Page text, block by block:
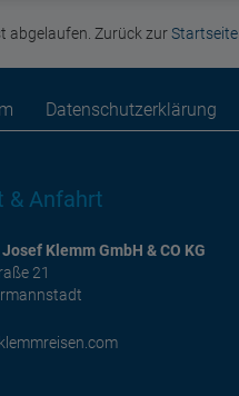
abgelaufen. Zurück zurStartseite
Datenschutzerklärung
& Anfahrt
Klemm GmbH & CO KG
21